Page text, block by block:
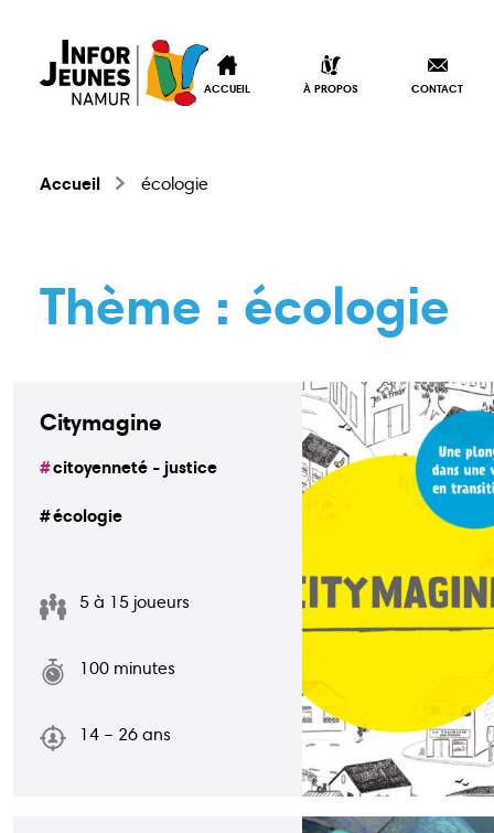
ACCUEIL À PROPOS CONTACT
Accueil écologie
Thème : écologie
Citymagine
citoyenneté - justice
écologie
5 à 15 joueurs
100 minutes
14 – 26 ans
Accueil À propos
Actions
Points-relais Écoles
Publications
Jobs
Services